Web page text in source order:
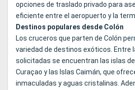
opciones de traslado privado para
eficiente entre el aeropuerto y la
Destinos populares desde Colón
Los cruceros que parten de Colón
variedad de destinos exóticos. Entre
solicitadas se encuentran las islas
Curaçao y las Islas Caimán, que
inmaculadas y aguas cristalinas.